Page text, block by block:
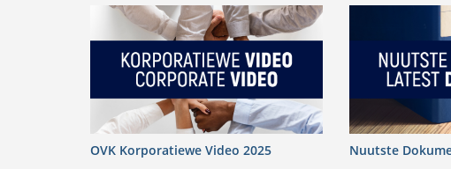
OVK Korporatiewe Video 2025 Nuutste